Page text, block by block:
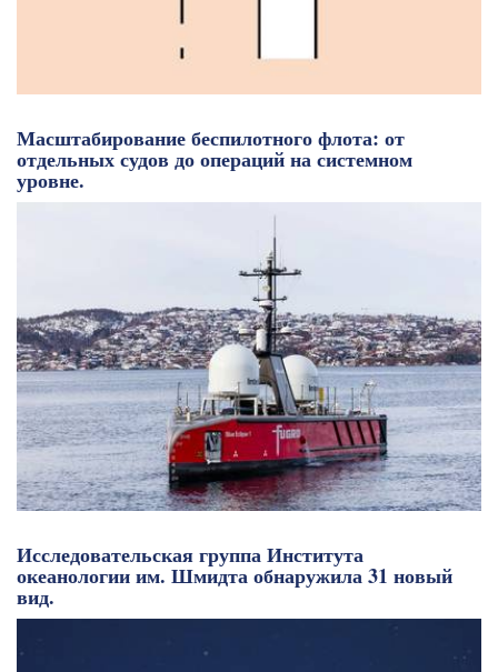
Масштабирование беспилотного флота: от
отдельных судов до операций на системном
уровне.
Исследовательская группа Института
океанологии им. Шмидта обнаружила 31 новый
вид.